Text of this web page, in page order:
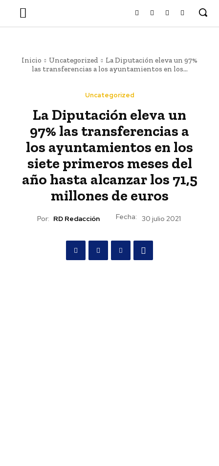
Inicio Uncategorized
La Diputación eleva un 97%
las transferencias a los ayuntamientos en los...
Uncategorized
La Diputación eleva un
97% las transferencias a
los ayuntamientos en los
siete primeros meses del
año hasta alcanzar los 71,5
millones de euros
Por: RD Redacción Fecha: 30 julio 2021